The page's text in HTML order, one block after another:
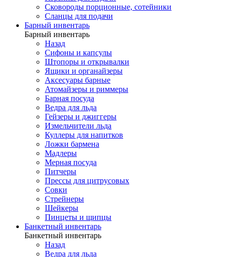
Сковороды порционные, сотейники
Сланцы для подачи
Барный инвентарь
Барный инвентарь
Назад
Сифоны и капсулы
Штопоры и открывалки
Ящики и органайзеры
Аксесуары барные
Атомайзеры и риммеры
Барная посуда
Ведра для льда
Гейзеры и джиггеры
Измельчители льда
Куллеры для напитков
Ложки бармена
Мадлеры
Мерная посуда
Питчеры
Прессы для цитрусовых
Совки
Стрейнеры
Шейкеры
Пинцеты и щипцы
Банкетный инвентарь
Банкетный инвентарь
Назад
Ведра для льда